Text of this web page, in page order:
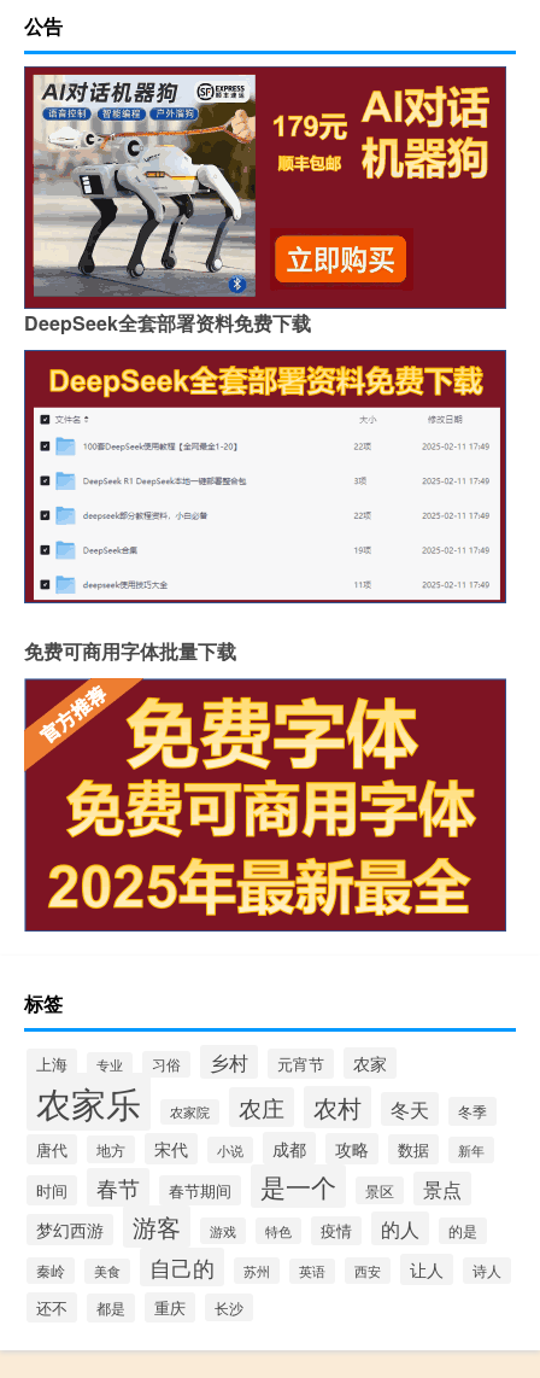
公告
DeepSeek全套部署资料免费下载
免费可商用字体批量下载
标签
上海 专业 习俗 乡村 元宵节 农家
农家乐 农家院 农庄 农村 冬天 冬季
唐代 地方 宋代 小说 成都 攻略 数据 新年
时间 春节 春节期间 是一个 景区 景点
梦幻西游 游客 游戏 特色 疫情 的人 的是
秦岭 美食 自己的 苏州 英语 西安 让人 诗人
还不 都是 重庆 长沙